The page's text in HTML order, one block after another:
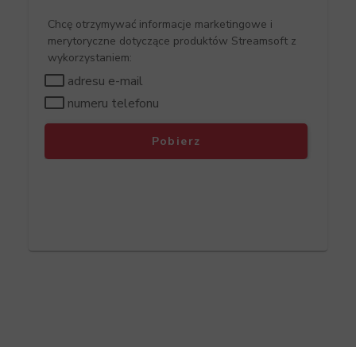
Chcę otrzymywać informacje marketingowe i
merytoryczne dotyczące produktów Streamsoft z
wykorzystaniem:
adresu e-mail
numeru telefonu